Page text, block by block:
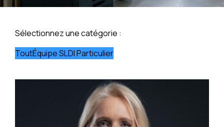
Sélectionnez une catégorie :
ToutÉquipe SLDI Particulier